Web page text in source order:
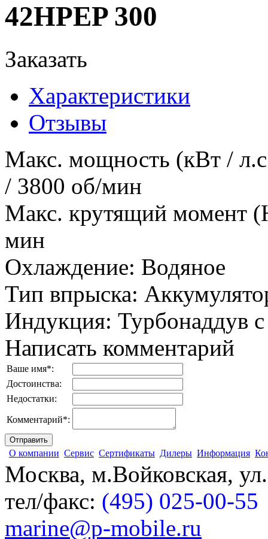
42HPEP 300
Заказать
Характеристики
Отзывы
Макс. мощность (кВт /
/ 3800 об/мин
Макс. крутящий момент
мин
Охлаждение: Водяное
Тип впрыска:
Индукция: Турбонаддув
Написать комментарий
Ваше имя*:
Достоинства:
Недостатки:
Комментарий*:
О компании Сервис Сертификаты Дилеры Информация
Москва, м.Войковская,
тел/факс: (495) 025-00-55
marine@p-mobile.ru